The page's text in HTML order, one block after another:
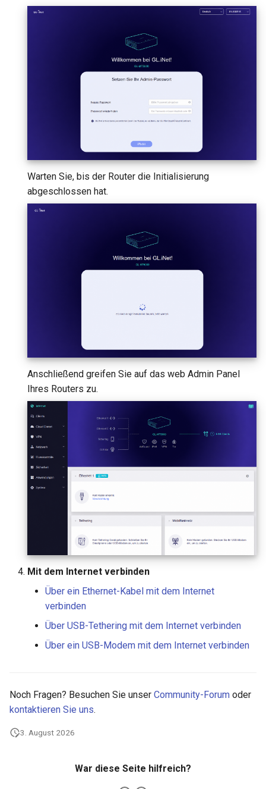
Warten Sie, bis der Router die Initialisierung
abgeschlossen hat.
Anschließend greifen Sie auf das web Admin Panel
Ihres Routers zu.
Mit dem Internet verbinden
Über ein Ethernet-Kabel mit dem Internet
verbinden
Über USB-Tethering mit dem Internet verbinden
Über ein USB-Modem mit dem Internet verbinden
Noch Fragen? Besuchen Sie unser Community-Forum oder
kontaktieren Sie uns.
3. August 2026
War diese Seite hilfreich?